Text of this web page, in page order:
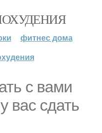
фитнес дома
с вами
вас сдать